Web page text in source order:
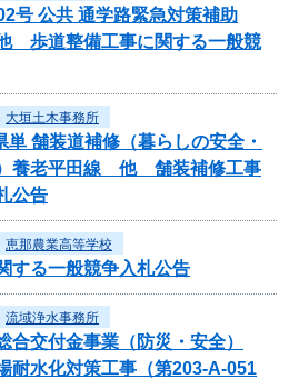
号 公共 通学路緊急対策補助
歩道整備工事に関する一般競
大垣土木事務所
舗装道補修（暮らしの安全・
養老平田線 他 舗装補修工事
公告
恵那農業高等学校
する一般競争入札公告
流域浄水事務所
交付金事業（防災・安全）
耐水化対策工事（第203-A-051